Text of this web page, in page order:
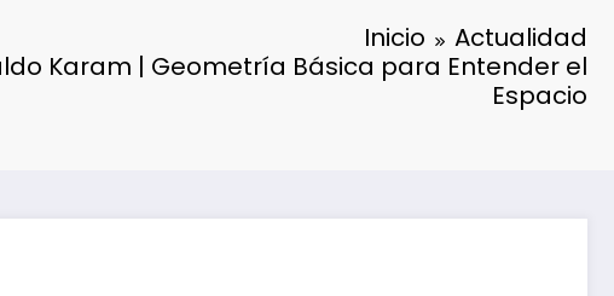
Inicio
Actualidad
Karam | Geometría Básica para Entender el
Espacio